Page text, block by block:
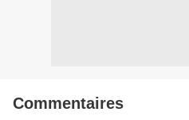
Commentaires